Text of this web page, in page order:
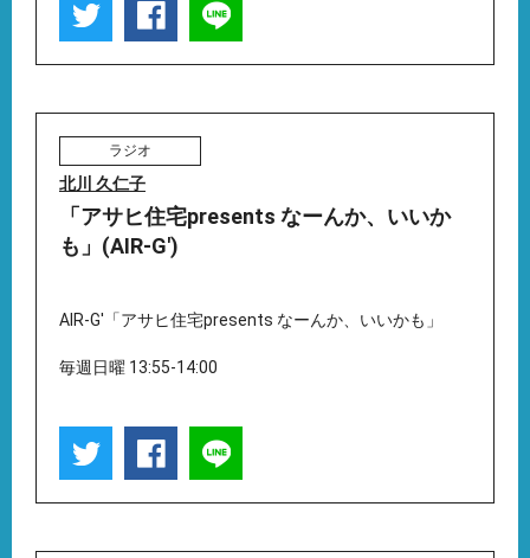
ラジオ
北川 久仁子
「アサヒ住宅presents なーんか、いいか
も」(AIR-G')
AIR-G'「アサヒ住宅presents なーんか、いいかも」
毎週日曜 13:55-14:00